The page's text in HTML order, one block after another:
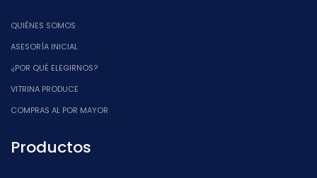
QUIÉNES SOMOS
ASESORÍA INICIAL
¿POR QUÉ ELEGIRNOS?
VITRINA PRODUCE
COMPRAS AL POR MAYOR
Productos